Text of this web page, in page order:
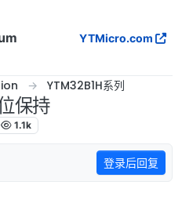
YTMicro.com
YTM32B1H系列
保持
1.1k
登录后回复